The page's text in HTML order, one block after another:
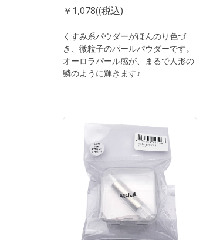
￥1,078((税込)
くすみ系パウダーがほんのり色づ
き、微粒子のパールパウダーです。
オーロラパール感が、まるで人形の
鱗のように輝きます♪